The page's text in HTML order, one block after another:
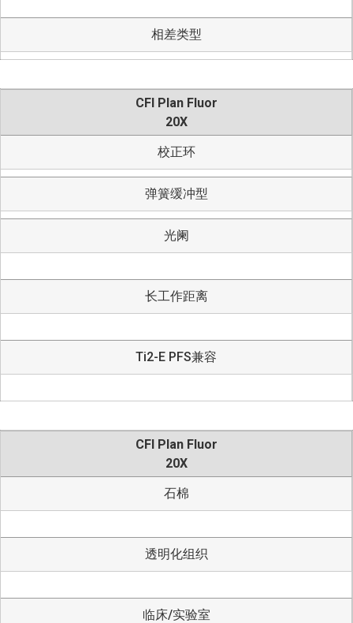
相差类型
CFI Plan Fluor
20X
校正环
弹簧缓冲型
光阑
长工作距离
Ti2-E PFS兼容
CFI Plan Fluor
20X
石棉
透明化组织
临床/实验室